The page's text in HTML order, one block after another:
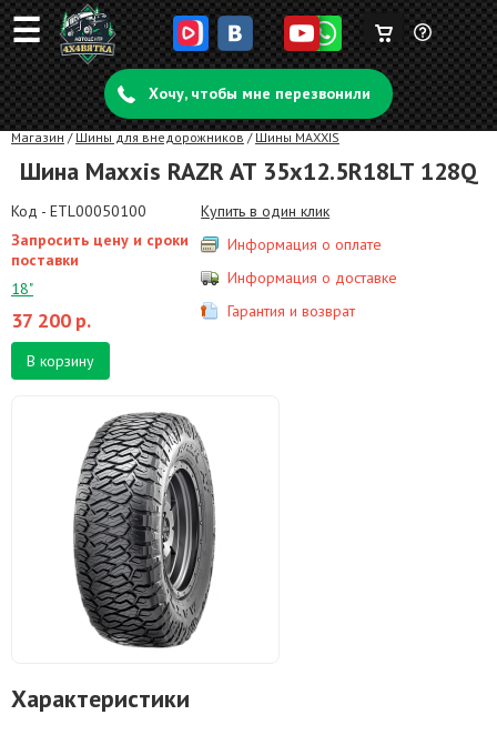
☰ Задать
вопрос
Корзина
пуста
Хочу, чтобы мне перезвонили
Магазин / Шины для внедорожников / Шины MAXXIS
Шина Maxxis RAZR AT 35x12.5R18LT 128Q
Код - ETL00050100
Запросить цену и сроки
поставки
18"
37 200 р.
В корзину
Купить в один клик
Информация о оплате
Информация о доставке
Гарантия и возврат
Характеристики